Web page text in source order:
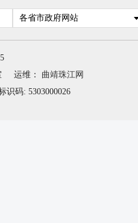
各省市政府网站
运维： 曲靖珠江网
识码: 5303000026